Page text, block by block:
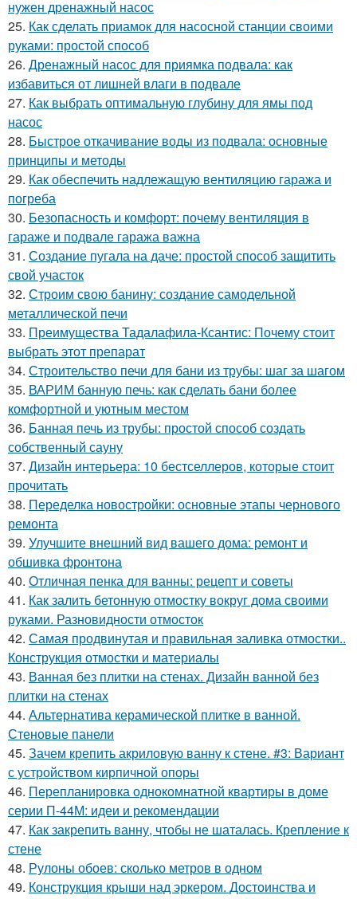
нужен дренажный насос
25. Как сделать приамок для насосной станции своими
руками: простой способ
26. Дренажный насос для приямка подвала: как
избавиться от лишней влаги в подвале
27. Как выбрать оптимальную глубину для ямы под
насос
28. Быстрое откачивание воды из подвала: основные
принципы и методы
29. Как обеспечить надлежащую вентиляцию гаража и
погреба
30. Безопасность и комфорт: почему вентиляция в
гараже и подвале гаража важна
31. Создание пугала на даче: простой способ защитить
свой участок
32. Строим свою банину: создание самодельной
металлической печи
33. Преимущества Тадалафила-Ксантис: Почему стоит
выбрать этот препарат
34. Строительство печи для бани из трубы: шаг за шагом
35. ВАРИМ банную печь: как сделать бани более
комфортной и уютным местом
36. Банная печь из трубы: простой способ создать
собственный сауну
37. Дизайн интерьера: 10 бестселлеров, которые стоит
прочитать
38. Переделка новостройки: основные этапы чернового
ремонта
39. Улучшите внешний вид вашего дома: ремонт и
обшивка фронтона
40. Отличная пенка для ванны: рецепт и советы
41. Как залить бетонную отмостку вокруг дома своими
руками. Разновидности отмосток
42. Самая продвинутая и правильная заливка отмостки..
Конструкция отмостки и материалы
43. Ванная без плитки на стенах. Дизайн ванной без
плитки на стенах
44. Альтернатива керамической плитке в ванной.
Стеновые панели
45. Зачем крепить акриловую ванну к стене. #3: Вариант
с устройством кирпичной опоры
46. Перепланировка однокомнатной квартиры в доме
серии П-44М: идеи и рекомендации
47. Как закрепить ванну, чтобы не шаталась. Крепление к
стене
48. Рулоны обоев: сколько метров в одном
49. Конструкция крыши над эркером. Достоинства и